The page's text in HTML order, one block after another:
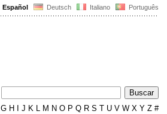
Español Deutsch Italiano Português
G H J K L M N O P Q R S T U V W X Y Z #